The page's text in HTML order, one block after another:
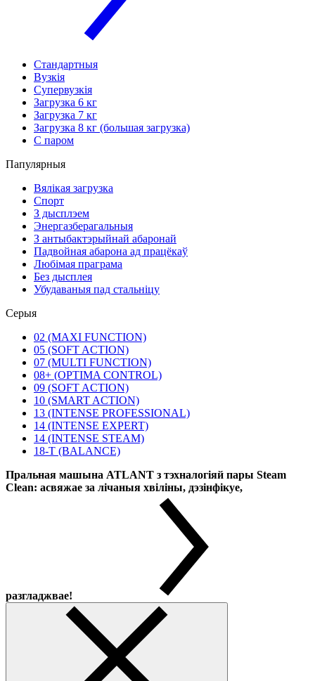
Стандартныя
Вузкія
Супервузкія
Загрузка 6 кг
Загрузка 7 кг
Загрузка 8 кг (большая загрузка)
С паром
Папулярныя
Вялікая загрузка
Спорт
З дысплэем
Энергазберагальныя
З антыбактэрыйнай абаронай
Падвойная абарона ад працёкаў
Любімая праграма
Без дысплея
Убудаваныя пад стальніцу
Серыя
02 (MAXI FUNCTION)
05 (SOFT ACTION)
07 (MULTI FUNCTION)
08+ (OPTIMA CONTROL)
09 (SOFT ACTION)
10 (SMART ACTION)
13 (INTENSE PROFESSIONAL)
14 (INTENSE EXPERT)
14 (INTENSE STEAM)
18-T (BALANCE)
Пральная машына ATLANT з тэхналогіяй пары Steam
Clean: асвяжае за лічаныя хвіліны, дэзінфікуе,
разгладжвае!